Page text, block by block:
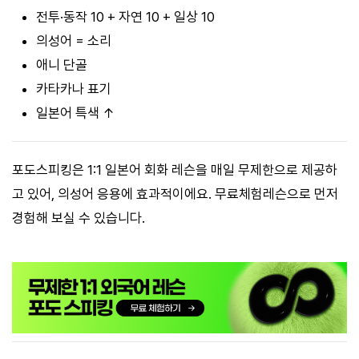
전투·동작 10 + 자연 10 + 일상 10
의성어 = 소리
애니 단골
카타카나 표기
일본어 특색 ↑
포도스피킹은 1:1 일본어 회화 레슨을 매일 무제한으로 제공하
고 있어, 의성어 응용에 효과적이에요. 무료체험레슨으로 먼저
경험해 보실 수 있습니다.